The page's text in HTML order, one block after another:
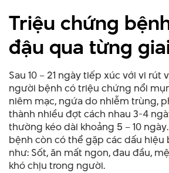
Triệu chứng
đậu qua từng
Sau 10 – 21 ngày tiếp xúc với vi rút
người bệnh có triệu chứng nổi
niêm mạc, ngứa do nhiễm trùng,
thành nhiều đợt cách nhau 3-4
thường kéo dài khoảng 5 – 10
bệnh còn có thể gặp các dấu hiệu
như: Sốt, ăn mất ngon, đau đầu,
khó chịu trong người.